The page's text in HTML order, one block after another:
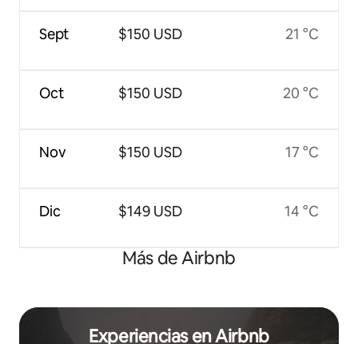
Sept
Oct
Nov
Dic
$150 USD
$150 USD
$150 USD
$149 USD
21 °C
20 °C
17 °C
14 °C
Más de Airbnb
Experiencias en Airbnb